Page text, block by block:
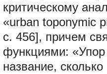
критическому
«urban toponymic
с. 456], причем
функциями: «Упор
название,